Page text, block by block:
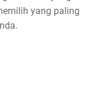
yang paling